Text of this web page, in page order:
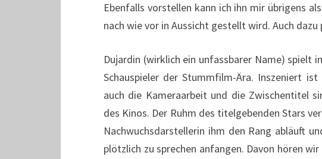
Ebenfalls vorstellen kann ich ihn mir übrigens
nach wie vor in Aussicht gestellt wird. Auch dazu
Dujardin (wirklich ein unfassbarer Name) spielt
Schauspieler der Stummfilm-Ära. Inszeniert
auch die Kameraarbeit und die Zwischentitel
des Kinos. Der Ruhm des titelgebenden Stars
Nachwuchsdarstellerin ihm den Rang abläuft
plötzlich zu sprechen anfangen. Davon hören